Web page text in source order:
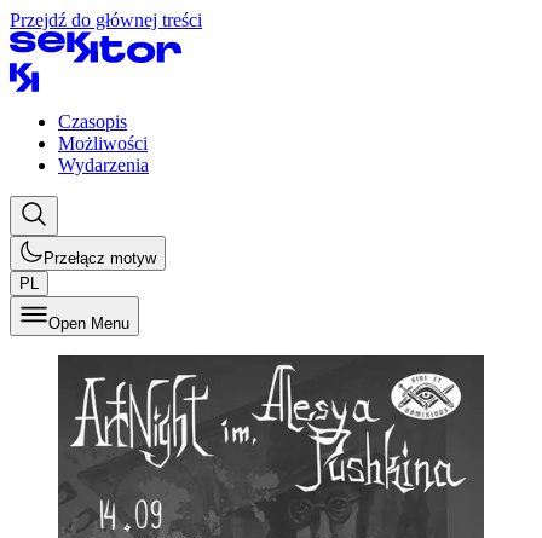
Przejdź do głównej treści
Czasopis
Możliwości
Wydarzenia
Przełącz motyw
PL
Open Menu